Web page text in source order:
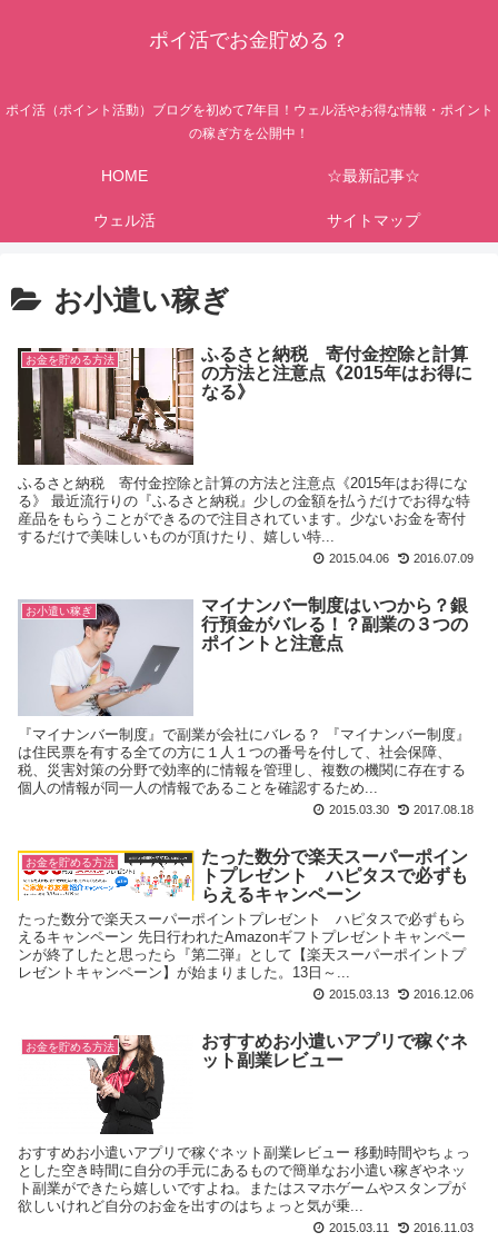
ポイ活でお金貯める？
ポイ活（ポイント活動）ブログを初めて7年目！ウェル活やお得な情報・ポイント
の稼ぎ方を公開中！
HOME ☆最新記事☆
ウェル活 サイトマップ
お小遣い稼ぎ
お金を貯める方法
ふるさと納税 寄付金控除と計算
の方法と注意点《2015年はお得に
なる》
ふるさと納税 寄付金控除と計算の方法と注意点《2015年はお得にな
る》 最近流行りの『ふるさと納税』少しの金額を払うだけでお得な特
産品をもらうことができるので注目されています。少ないお金を寄付
するだけで美味しいものが頂けたり、嬉しい特...
2015.04.06 2016.07.09
お小遣い稼ぎ
マイナンバー制度はいつから？銀
行預金がバレる！？副業の３つの
ポイントと注意点
『マイナンバー制度』で副業が会社にバレる？ 『マイナンバー制度』
は住民票を有する全ての方に１人１つの番号を付して、社会保障、
税、災害対策の分野で効率的に情報を管理し、複数の機関に存在する
個人の情報が同一人の情報であることを確認するため...
2015.03.30 2017.08.18
お金を貯める方法
たった数分で楽天スーパーポイン
トプレゼント ハピタスで必ずも
らえるキャンペーン
たった数分で楽天スーパーポイントプレゼント ハピタスで必ずもら
えるキャンペーン 先日行われたAmazonギフトプレゼントキャンペー
ンが終了したと思ったら『第二弾』として【楽天スーパーポイントプ
レゼントキャンペーン】が始まりました。13日～...
2015.03.13 2016.12.06
お金を貯める方法
おすすめお小遣いアプリで稼ぐネ
ット副業レビュー
おすすめお小遣いアプリで稼ぐネット副業レビュー 移動時間やちょっ
とした空き時間に自分の手元にあるもので簡単なお小遣い稼ぎやネッ
ト副業ができたら嬉しいですよね。またはスマホゲームやスタンプが
欲しいけれど自分のお金を出すのはちょっと気が乗...
2015.03.11 2016.11.03